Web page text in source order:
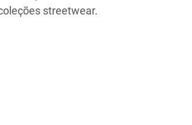
streetwear.